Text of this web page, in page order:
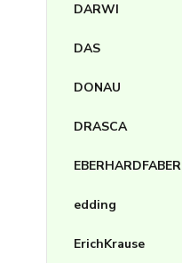
DARWI
DAS
DONAU
DRASCA
EBERHARDFABER
edding
ErichKrause